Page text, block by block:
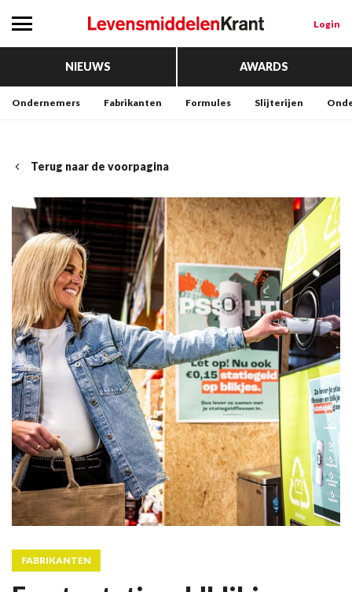
Login
NIEUWS AWARDS
Ondernemers Fabrikanten Formules Slijterijen
Terug naar de voorpagina
FABRIKANTEN